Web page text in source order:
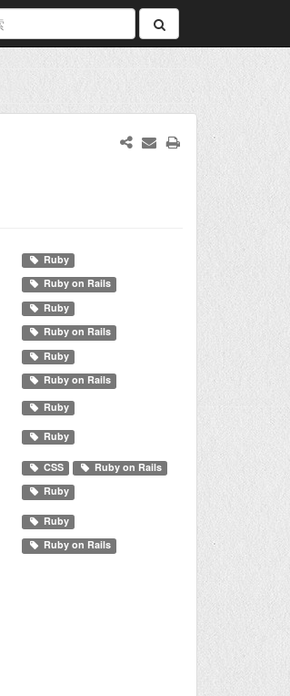
Ruby
Ruby on Rails
Ruby
Ruby on Rails
Ruby
Ruby on Rails
Ruby
Ruby
CSS
Ruby on Rails
Ruby
Ruby
Ruby on Rails